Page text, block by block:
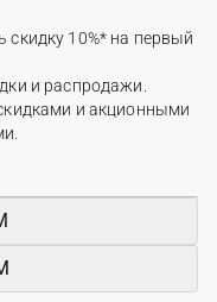
скидку 10%* на первый
и распродажи.
и акционными